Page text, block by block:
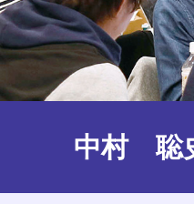
中村 聡